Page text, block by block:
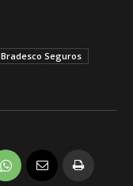
Bradesco Seguros